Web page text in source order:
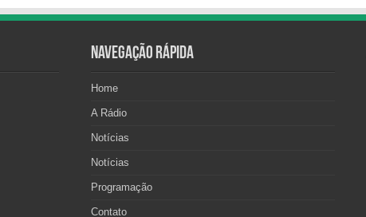
Navegação Rápida
Home
A Rádio
Notícias
Notícias
Programação
Contato